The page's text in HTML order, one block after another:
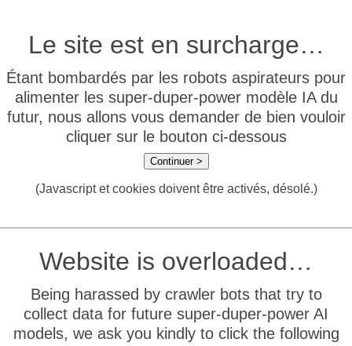
Le site est en surcharge…
Étant bombardés par les robots aspirateurs pour
alimenter les super-duper-power modèle IA du
futur, nous allons vous demander de bien vouloir
cliquer sur le bouton ci-dessous
Continuer >
(Javascript et cookies doivent être activés, désolé.)
Website is overloaded…
Being harassed by crawler bots that try to
collect data for future super-duper-power AI
models, we ask you kindly to click the following